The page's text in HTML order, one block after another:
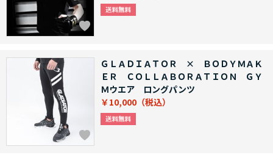
ＧＬＡＤＩＡＴＯＲ × ＢＯＤＹＭＡＫ
ＥＲ ＣＯＬＬＡＢＯＲＡＴＩＯＮ ＧＹ
Ｍウエア ロングパンツ
￥10,000